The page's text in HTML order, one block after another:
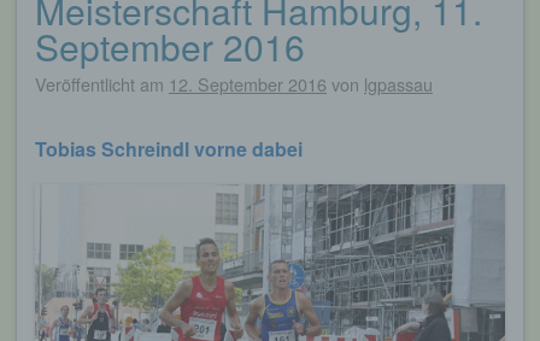
September 2016
Veröffentlicht am 12. September 2016 von lgpassau
Tobias Schreindl vorne dabei